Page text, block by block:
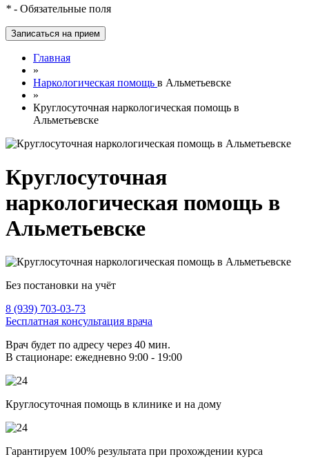
* - Обязательные поля
Главная
»
Наркологическая помощь в Альметьевске
»
Круглосуточная наркологическая помощь в
Альметьевске
Круглосуточная
наркологическая помощь в
Альметьевске
Без постановки на учёт
8 (939) 703-03-73
Бесплатная консультация врача
Врач будет по адресу через 40 мин.
В стационаре: ежедневно 9:00 - 19:00
Круглосуточная помощь в клинике и на дому
Гарантируем 100% результата при прохождении курса